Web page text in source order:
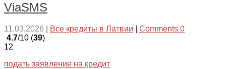
ViaSMS
11.03.2026 Все кредиты в Латвии
Comments 0
4.7/10 (39)
12
подать заявление на кредит